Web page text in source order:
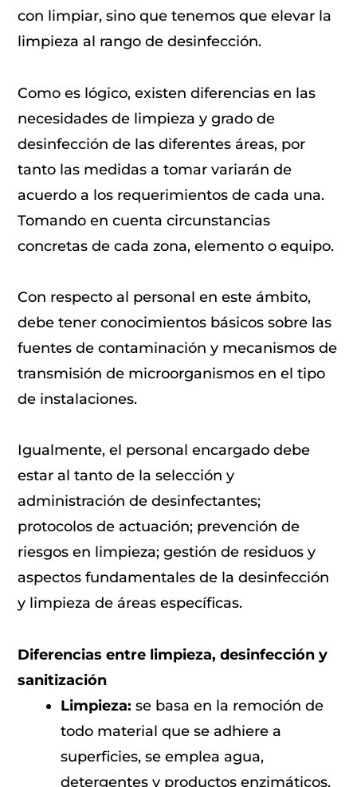
con limpiar, sino que tenemos que elevar la
limpieza al rango de desinfección.
Como es lógico, existen diferencias en las
necesidades de limpieza y grado de
desinfección de las diferentes áreas, por
tanto las medidas a tomar variarán de
acuerdo a los requerimientos de cada una.
Tomando en cuenta circunstancias
concretas de cada zona, elemento o equipo.
Con respecto al personal en este ámbito,
debe tener conocimientos básicos sobre las
fuentes de contaminación y mecanismos de
transmisión de microorganismos en el tipo
de instalaciones.
Igualmente, el personal encargado debe
estar al tanto de la selección y
administración de desinfectantes;
protocolos de actuación; prevención de
riesgos en limpieza; gestión de residuos y
aspectos fundamentales de la desinfección
y limpieza de áreas específicas.
Diferencias entre limpieza, desinfección y
sanitización
Limpieza:se basa en la remoción de
todo material que se adhiere a
superficies, se emplea agua,
detergentes y productos enzimáticos.